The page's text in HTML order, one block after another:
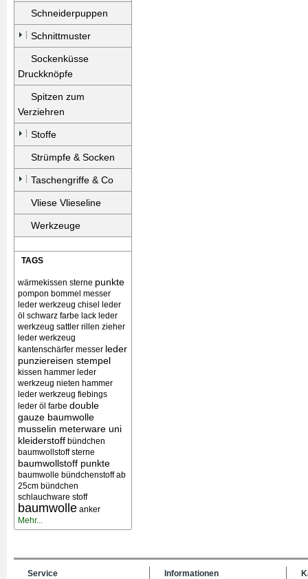
Schneiderpuppen
Schnittmuster
Sockenküsse
Druckknöpfe
Spitzen zum
Verziehren
Stoffe
Strümpfe & Socken
Taschengriffe & Co
Vliese Vlieseline
Werkzeuge
TAGS
wärmekissen sterne punkte
pompon bommel messer
leder werkzeug chisel
leder
öl schwarz farbe lack leder
werkzeug sattler rillen zieher
leder werkzeug
kantenschärfer messer leder
punziereisen stempel
kissen hammer leder
werkzeug nieten hammer
leder werkzeug fiebings
leder öl farbe double
gauze baumwolle
musselin meterware uni
kleiderstoff bündchen
baumwollstoff sterne
baumwollstoff punkte
baumwolle bündchenstoff ab
25cm bündchen
schlauchware stoff
baumwolle anker
Mehr...
Service
Informationen